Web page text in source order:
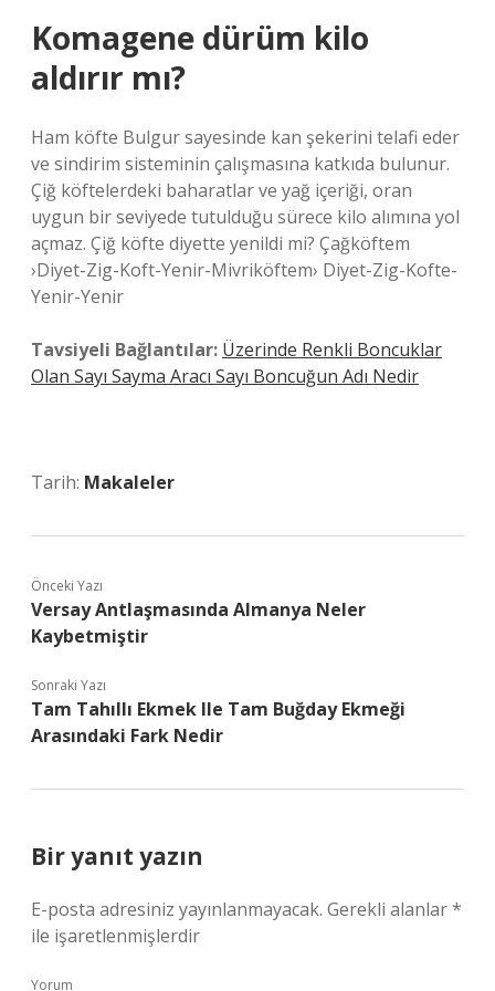
Komagene dürüm kilo
aldırır mı?
Ham köfte Bulgur sayesinde kan şekerini telafi eder
ve sindirim sisteminin çalışmasına katkıda bulunur.
Çiğ köftelerdeki baharatlar ve yağ içeriği, oran
uygun bir seviyede tutulduğu sürece kilo alımına yol
açmaz. Çiğ köfte diyette yenildi mi? Çağköftem
›Diyet-Zig-Koft-Yenir-Mivriköftem› Diyet-Zig-Kofte-
Yenir-Yenir
Tavsiyeli Bağlantılar: Üzerinde Renkli Boncuklar
Olan Sayı Sayma Aracı Sayı Boncuğun Adı Nedir
Tarih: Makaleler
Önceki Yazı
Versay Antlaşmasında Almanya Neler
Kaybetmiştir
Sonraki Yazı
Tam Tahıllı Ekmek Ile Tam Buğday Ekmeği
Arasındaki Fark Nedir
Bir yanıt yazın
E-posta adresiniz yayınlanmayacak. Gerekli alanlar*
ile işaretlenmişlerdir
Yorum